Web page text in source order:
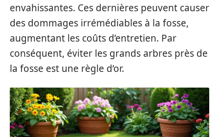
envahissantes. Ces dernières peuvent causer
des dommages irrémédiables à la fosse,
augmentant les coûts d’entretien. Par
conséquent, éviter les grands arbres près de
la fosse est une règle d’or.